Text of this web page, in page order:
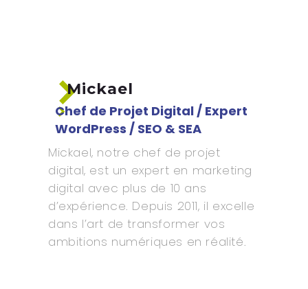
Mickael
Chef de Projet Digital / Expert
WordPress / SEO & SEA
Mickael, notre chef de projet
digital, est un expert en marketing
digital avec plus de 10 ans
d’expérience. Depuis 2011, il excelle
dans l’art de transformer vos
ambitions numériques en réalité.